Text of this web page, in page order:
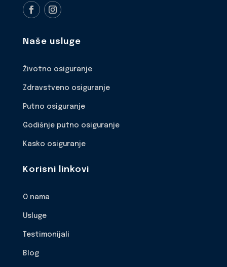
Naše usluge
Životno osiguranje
Zdravstveno osiguranje
Putno osiguranje
Godišnje putno osiguranje
Kasko osiguranje
Korisni linkovi
O nama
Usluge
Testimonijali
Blog